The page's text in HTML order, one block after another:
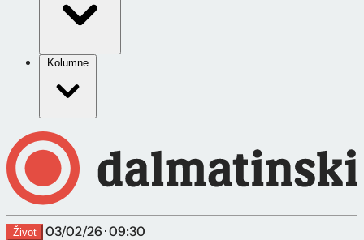
Kolumne
Život 03/02/26 · 09:30